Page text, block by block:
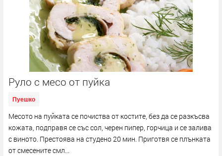
Руло с месо от пуйка
Пуешко
Месото на пуйката се почиства от костите, без да се разкъсва
кожата, подправя се със сол, черен пипер, горчица и се залива
с виното. Престоява на студено 20 мин. Приготвя се плънката
от смесените смл...